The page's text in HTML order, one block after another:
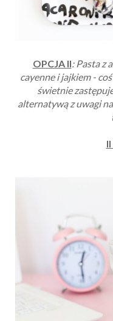
OPCJA II: Pasta z
cayenne i jajkiem -
świetnie
alternatywą z uwagi